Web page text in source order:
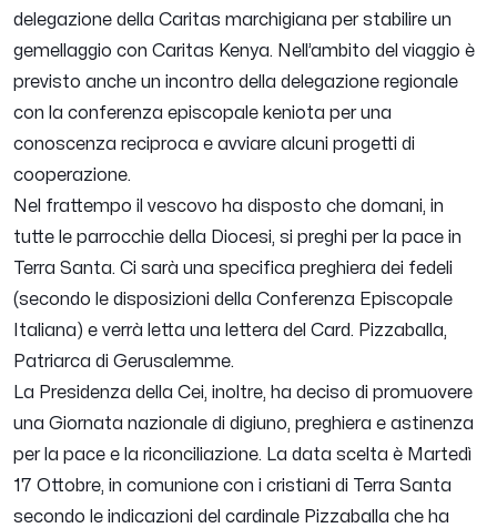
delegazione della Caritas marchigiana per stabilire un
gemellaggio con Caritas Kenya. Nell’ambito del viaggio è
previsto anche un incontro della delegazione regionale
con la conferenza episcopale keniota per una
conoscenza reciproca e avviare alcuni progetti di
cooperazione.
Nel frattempo il vescovo ha disposto che domani, in
tutte le parrocchie della Diocesi, si preghi per la pace in
Terra Santa. Ci sarà una specifica preghiera dei fedeli
(secondo le disposizioni della Conferenza Episcopale
Italiana) e verrà letta una lettera del Card. Pizzaballa,
Patriarca di Gerusalemme.
La Presidenza della Cei, inoltre, ha deciso di promuovere
una Giornata nazionale di digiuno, preghiera e astinenza
per la pace e la riconciliazione. La data scelta è Martedì
17 Ottobre, in comunione con i cristiani di Terra Santa
secondo le indicazioni del cardinale Pizzaballa che ha